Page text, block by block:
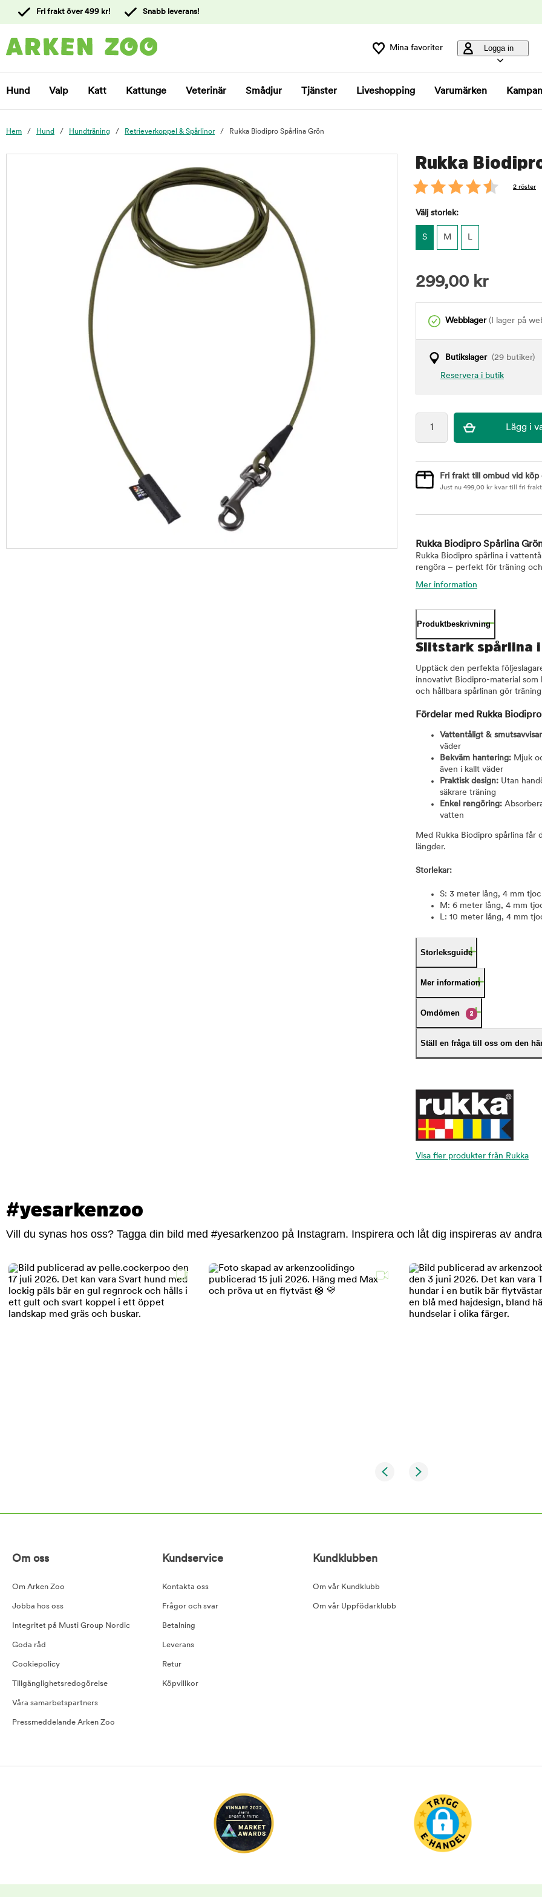
kundtjänst
Fri frakt över 499 kr! Snabb leverans!
Mina favoriter Logga in
Hund Valp Katt Kattunge Veterinär Smådjur Tjänster Liveshopping Varumärken
Hem Hund Hundträning Retrieverkoppel & Spårlinor Rukka Biodipro Spårlina Grön
Rukka
2 röster
Välj storlek:
S M L
299,00 kr
Webblager(I lager på
Butikslager(29 butiker)
Reservera i butik
Fri frakt till ombud vid köp
Just nu 499,00 kr kvar till fri
Rukka Biodipro Spårlina
Rukka Biodipro spårlina i
rengöra – perfekt för träning
Mer information
Produktbeskrivning
Slitstark spårlina
Upptäck den perfekta
innovativt Biodipro-material
och hållbara spårlinan gör
Fördelar med Rukka
Vattentåligt &
väder
Bekväm hantering: Mjuk
även i kallt väder
Praktisk design: Utan
säkrare träning
Enkel rengöring:
vatten
Med Rukka Biodipro spårlina får
längder.
Storlekar:
S: 3 meter lång, 4 mm
M: 6 meter lång, 4 mm
L: 10 meter lång, 4 mm
Storleksguide
Mer information
Omdömen 2
Ställ en fråga till oss om den
Visa fler produkter från Rukka
#yesarkenzoo
Vill du synas hos oss? Tagga din bild med #yesarkenzoo på Instagram. Inspirera och låt dig inspireras av
Om oss
Om Arken Zoo
Jobba hos oss
Integritet på Musti Group Nordic
Goda råd
Cookiepolicy
Tillgänglighetsredogörelse
Våra samarbetspartners
Pressmeddelande Arken Zoo
Kundservice
Kontakta oss
Frågor och svar
Betalning
Leverans
Retur
Köpvillkor
Kundklubben
Om vår Kundklubb
Om vår Uppfödarklubb